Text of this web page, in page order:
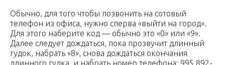
Обычно, для того чтобы позвонить на сотовый
телефон из офиса, нужно сперва «выйти на город».
Для этого наберите код — обычно это «0» или «9».
Далее следует дождаться, пока прозвучит длинный
гудок, набрать «8», снова дождаться окончания
длинного гудка, и набрать номер телефона: 995 892-